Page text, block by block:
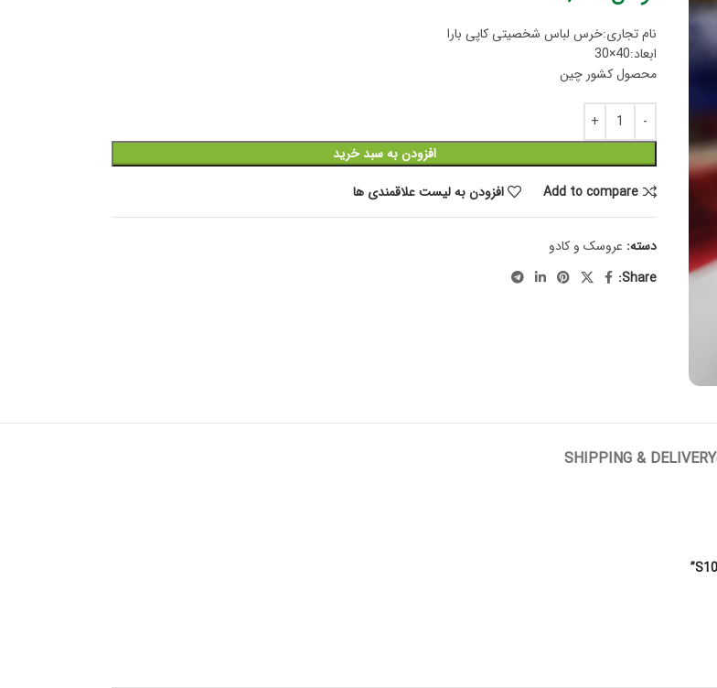
نام تجاری:خرس لباس شخصیتی کاپی بارا
ابعاد:40×30
محصول کشور چین
افزودن به سبد خرید
Add to compare
افزودن به لیست علاقمندی ها
دسته: عروسک و کادو
Share:
SHIPPING & DELIVERY